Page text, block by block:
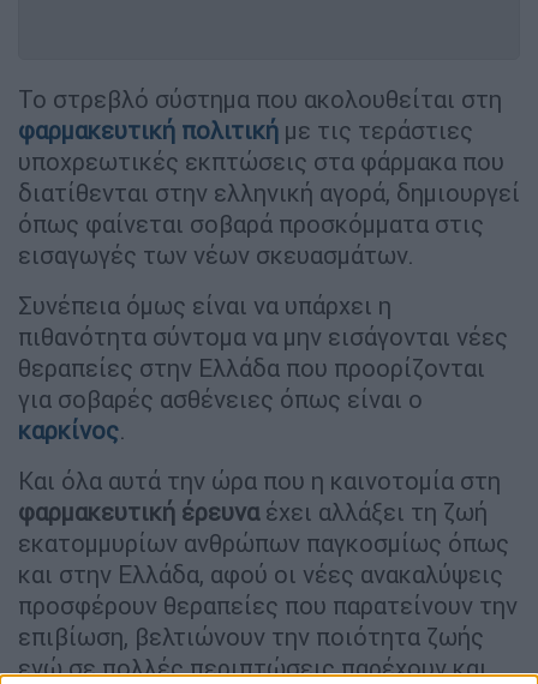
Το στρεβλό σύστημα που ακολουθείται στη
φαρμακευτική πολιτική με τις τεράστιες
υποχρεωτικές εκπτώσεις στα φάρμακα που
διατίθενται στην ελληνική αγορά, δημιουργεί
όπως φαίνεται σοβαρά προσκόμματα στις
εισαγωγές των νέων σκευασμάτων.
Συνέπεια όμως είναι να υπάρχει η
πιθανότητα σύντομα να μην εισάγονται νέες
θεραπείες στην Ελλάδα που προορίζονται
για σοβαρές ασθένειες όπως είναι ο
καρκίνος.
Και όλα αυτά την ώρα που η καινοτομία στη
φαρμακευτική έρευναέχει αλλάξει τη ζωή
εκατομμυρίων ανθρώπων παγκοσμίως όπως
και στην Ελλάδα, αφού οι νέες ανακαλύψεις
προσφέρουν θεραπείες που παρατείνουν την
επιβίωση, βελτιώνουν την ποιότητα ζωής
ενώ σε πολλές περιπτώσεις παρέχουν και